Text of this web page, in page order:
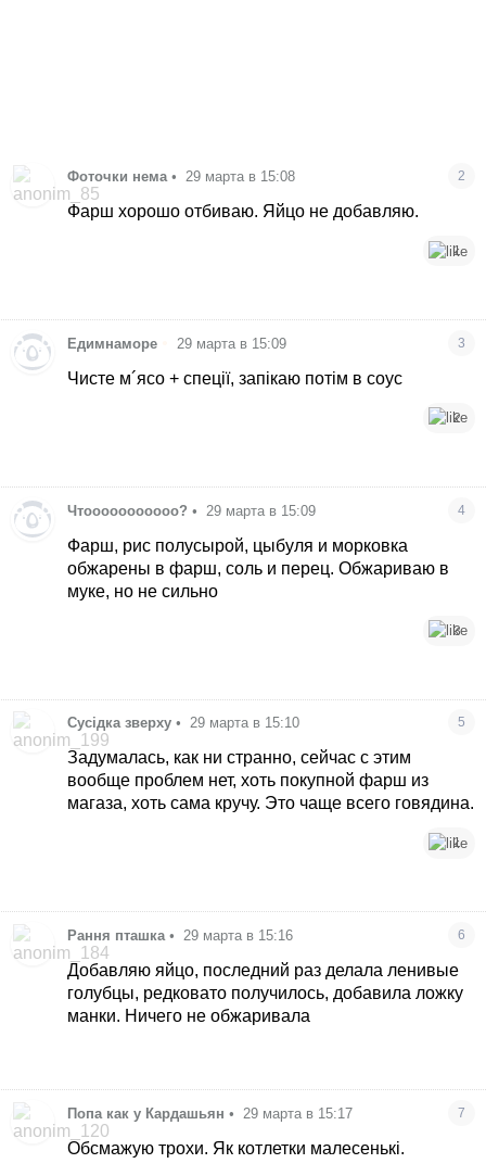
Фоточки нема • 29 марта в 15:08 2
Фарш хорошо отбиваю. Яйцо не добавляю.
1
Едимнаморе 29 марта в 15:09 3
Чисте м´ясо + спеції, запікаю потім в соус
2
Чтооооооооооо? • 29 марта в 15:09 4
Фарш, рис полусырой, цыбуля и морковка
обжарены в фарш, соль и перец. Обжариваю в
муке, но не сильно
3
Сусідка зверху • 29 марта в 15:10 5
Задумалась, как ни странно, сейчас с этим
вообще проблем нет, хоть покупной фарш из
магаза, хоть сама кручу. Это чаще всего говядина.
1
Рання пташка • 29 марта в 15:16 6
Добавляю яйцо, последний раз делала ленивые
голубцы, редковато получилось, добавила ложку
манки. Ничего не обжаривала
Попа как у Кардашьян • 29 марта в 15:17 7
Обсмажую трохи. Як котлетки малесенькі.